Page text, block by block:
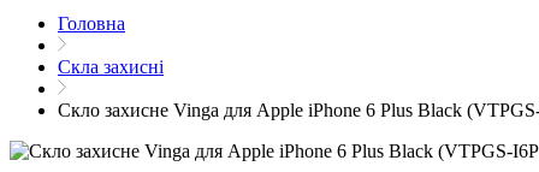
Головна
Скла захисні
Скло захисне Vinga для Apple iPhone 6 Plus Black